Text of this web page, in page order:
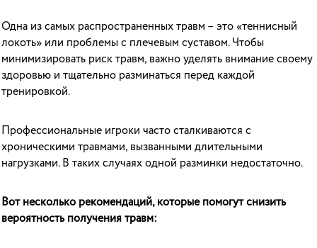
Одна из самых распространенных травм – это «теннисный
локоть» или проблемы с плечевым суставом. Чтобы
минимизировать риск травм, важно уделять внимание своему
здоровью и тщательно разминаться перед каждой
тренировкой.
Профессиональные игроки часто сталкиваются с
хроническими травмами, вызванными длительными
нагрузками. В таких случаях одной разминки недостаточно.
Вот несколько рекомендаций, которые помогут снизить
вероятность получения травм: